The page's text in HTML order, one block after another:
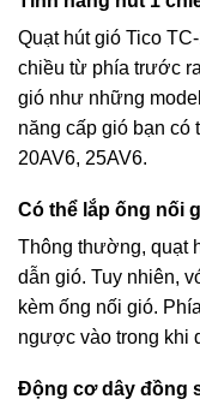
Quạt hút gió Tico
chiều từ phía trước
gió như những
năng cấp gió bạn có
20AV6, 25AV6.
Có thể lắp ống nối
Thông thường, quạt
dẫn gió. Tuy nhiên,
kèm ống nối gió.
ngược vào trong khi
Động cơ dây đồng